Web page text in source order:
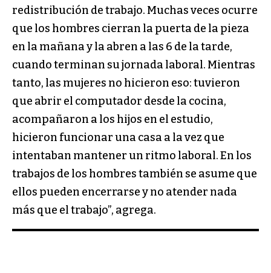
redistribución de trabajo. Muchas veces ocurre
que los hombres cierran la puerta de la pieza
en la mañana y la abren a las 6 de la tarde,
cuando terminan su jornada laboral. Mientras
tanto, las mujeres no hicieron eso: tuvieron
que abrir el computador desde la cocina,
acompañaron a los hijos en el estudio,
hicieron funcionar una casa a la vez que
intentaban mantener un ritmo laboral. En los
trabajos de los hombres también se asume que
ellos pueden encerrarse y no atender nada
más que el trabajo”, agrega.